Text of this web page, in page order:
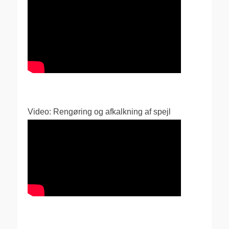
Video: Rengøring og afkalkning af spejl